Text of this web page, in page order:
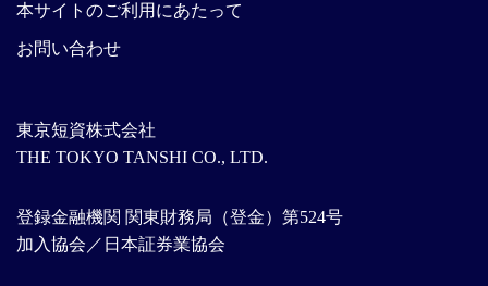
東京短資株式会社
THE TOKYO TANSHI CO., LTD.
登録金融機関 関東財務局（登金）第524号
加入協会／日本証券業協会
本サイトのご利用にあたって
お問い合わせ